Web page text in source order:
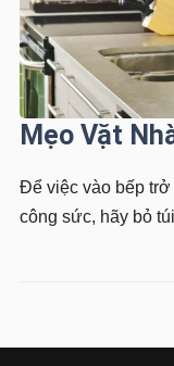
Mẹo Vặt
Để việc vào bếp
công sức, hãy bỏ